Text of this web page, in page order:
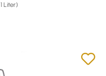
Liter)